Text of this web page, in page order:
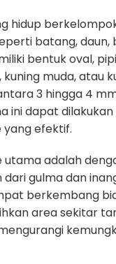
hidup
batang, daun,
bentuk oval,
muda, atau
3 hingga 4
ini dapat
efektif.
utama adalah
dari gulma dan
berkembang
area sekitar